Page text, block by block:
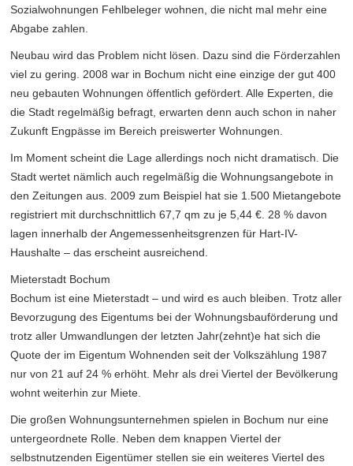
Sozialwohnungen Fehlbeleger wohnen, die nicht mal mehr eine
Abgabe zahlen.
Neubau wird das Problem nicht lösen. Dazu sind die Förderzahlen
viel zu gering. 2008 war in Bochum nicht eine einzige der gut 400
neu gebauten Wohnungen öffentlich gefördert. Alle Experten, die
die Stadt regelmäßig befragt, erwarten denn auch schon in naher
Zukunft Engpässe im Bereich preiswerter Wohnungen.
Im Moment scheint die Lage allerdings noch nicht dramatisch. Die
Stadt wertet nämlich auch regelmäßig die Wohnungsangebote in
den Zeitungen aus. 2009 zum Beispiel hat sie 1.500 Mietangebote
registriert mit durchschnittlich 67,7 qm zu je 5,44 €. 28 % davon
lagen innerhalb der Angemessenheitsgrenzen für Hart-IV-
Haushalte – das erscheint ausreichend.
Mieterstadt Bochum
Bochum ist eine Mieterstadt – und wird es auch bleiben. Trotz aller
Bevorzugung des Eigentums bei der Wohnungsbauförderung und
trotz aller Umwandlungen der letzten Jahr(zehnt)e hat sich die
Quote der im Eigentum Wohnenden seit der Volkszählung 1987
nur von 21 auf 24 % erhöht. Mehr als drei Viertel der Bevölkerung
wohnt weiterhin zur Miete.
Die großen Wohnungsunternehmen spielen in Bochum nur eine
untergeordnete Rolle. Neben dem knappen Viertel der
selbstnutzenden Eigentümer stellen sie ein weiteres Viertel des